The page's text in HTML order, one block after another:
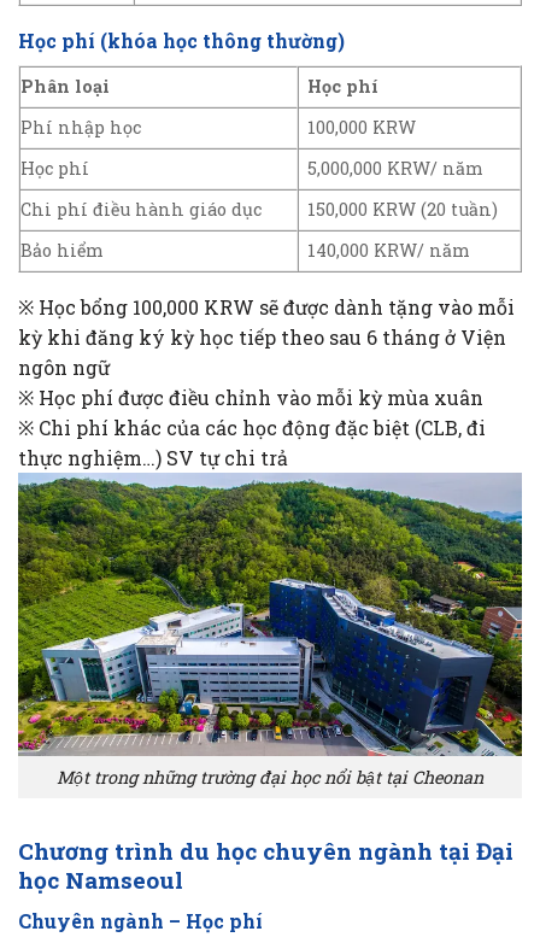
Học phí (khóa học thông thường)
Phân loại
Học phí
Phí nhập học
100,000 KRW
Học phí
5,000,000 KRW/ năm
Chi phí điều hành giáo dục
150,000 KRW (20 tuần)
Bảo hiểm
140,000 KRW/ năm
※ Học bổng 100,000 KRW sẽ được dành tặng vào mỗi
kỳ khi đăng ký kỳ học tiếp theo sau 6 tháng ở Viện
ngôn ngữ
※ Học phí được điều chỉnh vào mỗi kỳ mùa xuân
※ Chi phí khác của các học động đặc biệt (CLB, đi
thực nghiệm…) SV tự chi trả
Một trong những trường đại học nổi bật tại Cheonan
Chương trình du học chuyên ngành tại Đại
học Namseoul
Chuyên ngành – Học phí